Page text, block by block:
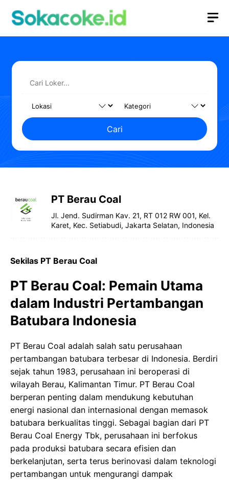
Cari
PT Berau Coal
Jl. Jend. Sudirman Kav. 21, RT 012 RW 001, Kel.
Karet, Kec. Setiabudi, Jakarta Selatan, Indonesia
Sekilas PT Berau Coal
PT Berau Coal: Pemain Utama
dalam Industri Pertambangan
Batubara Indonesia
PT Berau Coal adalah salah satu perusahaan
pertambangan batubara terbesar di Indonesia. Berdiri
sejak tahun 1983, perusahaan ini beroperasi di
wilayah Berau, Kalimantan Timur. PT Berau Coal
berperan penting dalam mendukung kebutuhan
energi nasional dan internasional dengan memasok
batubara berkualitas tinggi. Sebagai bagian dari PT
Berau Coal Energy Tbk, perusahaan ini berfokus
pada produksi batubara secara efisien dan
berkelanjutan, serta terus berinovasi dalam teknologi
pertambangan untuk mengurangi dampak